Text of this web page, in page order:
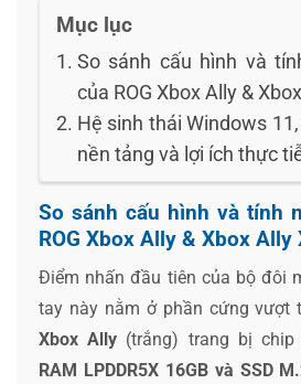
Mục lục
So sánh cấu hình và
của ROG Xbox Ally &
Hệ sinh thái Windows
nền tảng và lợi ích thực
So sánh cấu hình và tính
ROG Xbox Ally & Xbox Ally
Điểm nhấn đầu tiên của bộ đôi
tay này nằm ở phần cứng vượt
Xbox Ally (trắng) trang bị
RAM LPDDR5X 16GB và SSD